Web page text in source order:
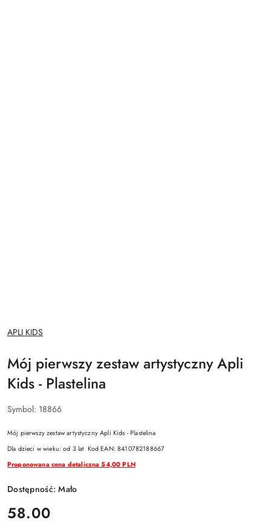
NAZWA
PRODUCENTA:
APLI KIDS
Mój pierwszy zestaw artystyczny Apli
Kids - Plastelina
Symbol: 18866
Mój pierwszy zestaw artystyczny Apli Kids - Plastelina
Dla dzieci w wieku: od 3 lat Kod EAN: 8410782188667
Proponowana cena detaliczna 54,00 PLN
Dostępność:Mało
cena:
58.00